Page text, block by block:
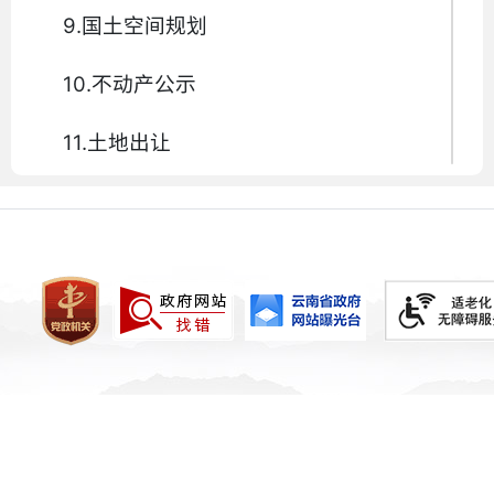
9.国土空间规划
10.不动产公示
11.土地出让
14.权责清单